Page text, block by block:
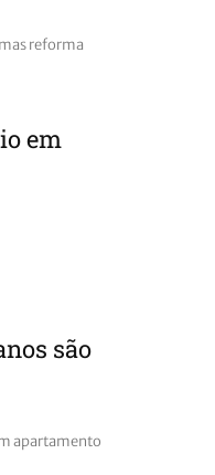
reforma
em
são
apartamento